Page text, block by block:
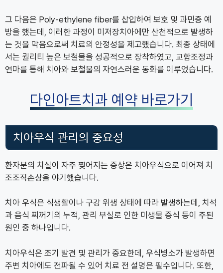
그 다음은 Poly-ethylene fiber를 삽입하여 보호 및 과민증 예
방을 했는데, 이러한 과정이 미저장치아에만 산천적으로 발생하
는 것을 막음으로써 치료의 안정성을 제고했습니다. 최종 상태에
서는 퀄리티 높은 보철물을 성공적으로 장착하였고, 교합조정과
연마를 통해 치아와 보철물의 자연스러운 동화를 이루었습니다.
다인아트치과 예약 바로가기
치아우식 관리의 중요성
환자분의 치실이 자주 찢어지는 증상은 치아우식으로 이어져 치
조조직손상을 야기했습니다.
치아 우식은 식생활이나 구강 위생 상태에 따라 발생하는데, 치석
과 음식 찌꺼기의 누적, 관리 부실로 인한 미생물 증식 등이 주된
원인 중 하나입니다.
치아우식은 조기 발견 및 관리가 중요한데, 우식병소가 발생하면
주변 치아에도 전파될 수 있어 치료 전 설명은 필수입니다. 또한,